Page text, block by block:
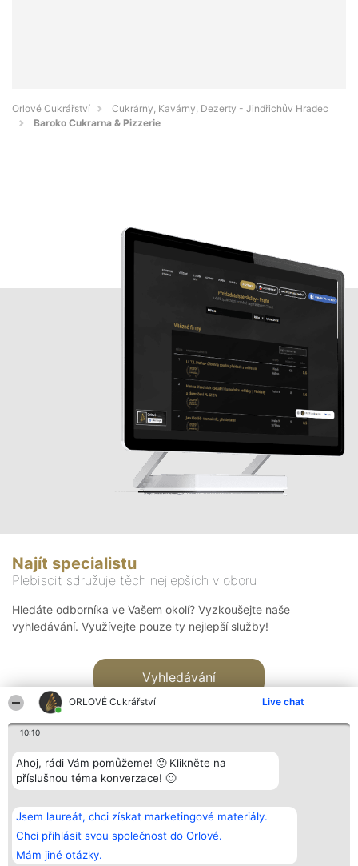
ORLOVÉ Cukrářství Live chat
10:10
Ahoj, rádi Vám pomůžeme! 🙂 Klikněte na
příslušnou téma konverzace! 🙂
Jsem laureát, chci získat marketingové materiály.
Chci přihlásit svou společnost do Orlové.
Mám jiné otázky.
Orlové Cukrářství
Cukrárny, Kavárny, Dezerty - Jindřichův Hradec
Baroko Cukrarna & Pizzerie
Najít specialistu
Plebiscit sdružuje těch nejlepších v oboru
Hledáte odborníka ve Vašem okolí? Vyzkoušejte naše
vyhledávání. Využívejte pouze ty nejlepší služby!
Vyhledávání
Bright Side Solutions sp. z o.
o. sp. k.
ul. Ruska 22
Wrocław 50-079
KRS 0000749100 | Regon
Vítězové
Seznam všech
laureátů
Zásady
Kontakt